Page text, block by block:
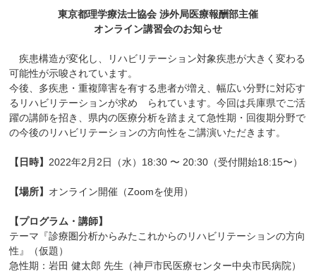
東京都理学療法士協会 渉外局医療報酬部主催
オンライン講習会のお知らせ
疾患構造が変化し、リハビリテーション対象疾患が大きく変わる
可能性が示唆されています。
今後、多疾患・重複障害を有する患者が増え、幅広い分野に対応す
るリハビリテーションが求め られています。今回は兵庫県でご活
躍の講師を招き、県内の医療分析を踏まえて急性期・回復期分野で
の今後のリハビリテーションの方向性をご講演いただきます。
【日時】 2022年2月2日（水）18:30 〜 20:30（受付開始18:15〜）
【場所】 オンライン開催（Zoomを使用）
【プログラム・講師】
テーマ『診療圏分析からみたこれからのリハビリテーションの方向
性』（仮題）
急性期：岩田 健太郎 先生（神戸市民医療センター中央市民病院）